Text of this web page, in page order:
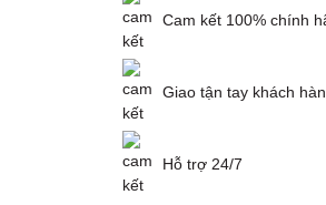
Cam kết 100% chính
Giao tận tay khách
Hỗ trợ 24/7